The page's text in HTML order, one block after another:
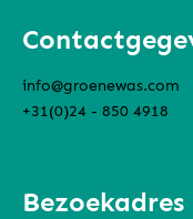
info@groenewas.com
+31(0)24 - 850 4918
Bezoekadres